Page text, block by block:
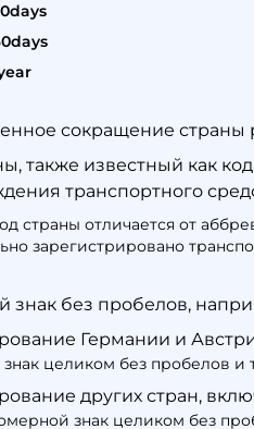
сокращение страны
также известный как
транспортного
страны отличается от
зарегистрировано
знак без пробелов,
Германии и
целиком без пробелов и
других стран,
знак целиком без